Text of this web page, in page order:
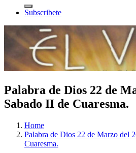
Subscribete
Palabra de Dios 22 de
Sabado II de Cuaresma.
Home
Palabra de Dios 22 de Marzo del
Cuaresma.